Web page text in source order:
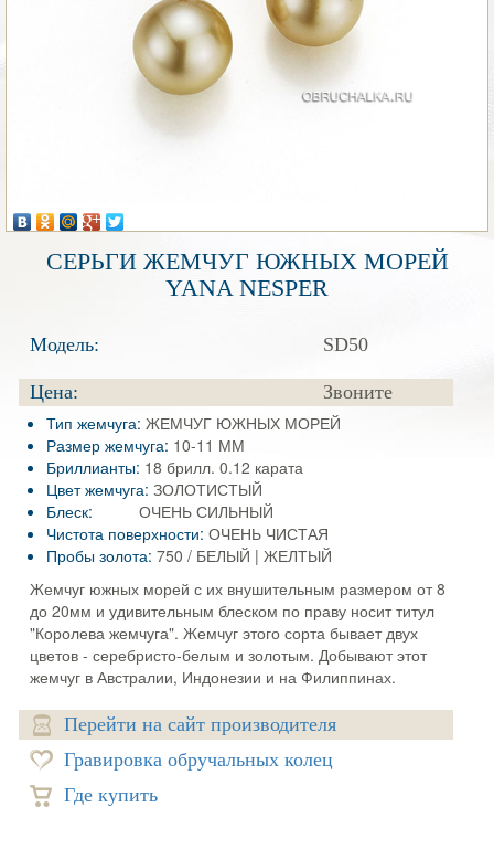
СЕРЬГИ ЖЕМЧУГ ЮЖНЫХ МОРЕЙ
YANA NESPER
Модель: SD50
Цена:
Звоните
Тип жемчуга: ЖЕМЧУГ ЮЖНЫХ МОРЕЙ
Размер жемчуга: 10-11 ММ
Бриллианты: 18 брилл. 0.12 карата
Цвет жемчуга: ЗОЛОТИСТЫЙ
Блеск:
ОЧЕНЬ СИЛЬНЫЙ
Чистота поверхности: ОЧЕНЬ ЧИСТАЯ
Пробы золота: 750 / БЕЛЫЙ | ЖЕЛТЫЙ
Жемчуг южных морей с их внушительным размером от 8
до 20мм и удивительным блеском по праву носит титул
"Королева жемчуга". Жемчуг этого сорта бывает двух
цветов - серебристо-белым и золотым. Добывают этот
жемчуг в Австралии, Индонезии и на Филиппинах.
Перейти на сайт производителя
Гравировка обручальных колец
Где купить